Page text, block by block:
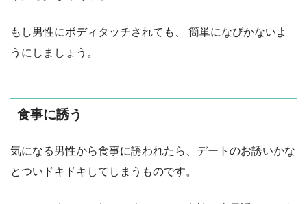
もし男性にボディタッチされても、 簡単になびかないよ
うにしましょう。
食事に誘う
気になる男性から食事に誘われたら、デートのお誘いかな
とついドキドキしてしまうものです。